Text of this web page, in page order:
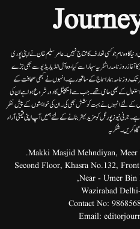
کاوہ نام جو کسی تعارف کا محتاج نہیں۔عامرسلیم خان نے اپنی پوری
روزنامہ راشٹریہ سہارا سے کیا،وہ آل انڈیا ریڈیوسے بھی جڑے
روزنامہ ہمارا سماج کے ساتھ رہے۔ انہوں نے کبھی صحافت کے
استعمال کے بھی حامی تھے۔ جب سے ڈیجیٹل کا دور شروع ہوا ہے ان کی
لئے انہوں نے بہت کوشش بھی کی۔ ان کی خواہشوں کے پیش نظر
نیوز پورٹل کو مزید بہتر بنانے کے لئے ہمیں آپ اپنی قیمتی آراء
کریں۔شکریہ
Makki Masjid Mehndiyan, Meer
147/2, Second Floor, Khasra No.132,
Near - Umer Bin
Wazirabad
Contact No:
Email: